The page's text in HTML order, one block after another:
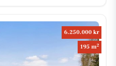
6.250.000 kr
195 m2